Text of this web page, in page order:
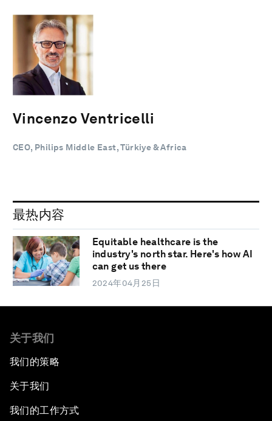
Vincenzo Ventricelli
CEO, Philips Middle East, Türkiye & Africa
最热内容
Equitable healthcare is the
industry's north star. Here's how AI
can get us there
2024年04月25日
关于我们
我们的策略
关于我们
我们的工作方式